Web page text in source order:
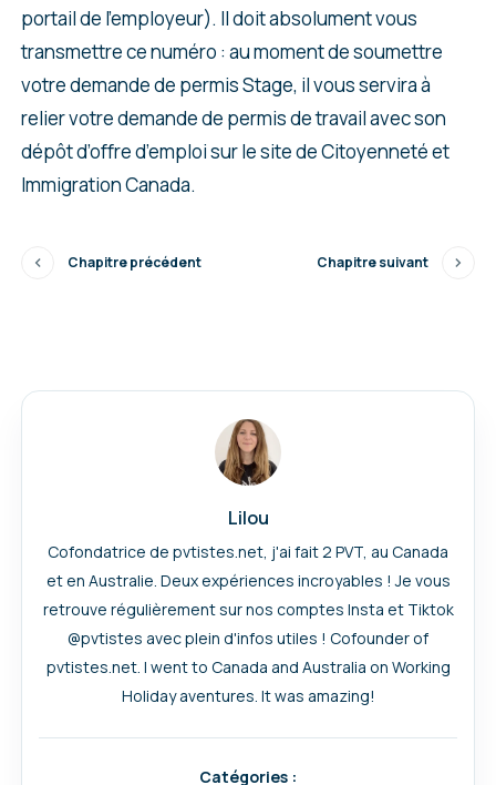
portail de l’employeur). Il doit absolument vous
transmettre ce numéro : au moment de soumettre
votre demande de permis Stage, il vous servira à
relier votre demande de permis de travail avec son
dépôt d’offre d’emploi sur le site de Citoyenneté et
Immigration Canada.
Chapitre précédent Chapitre suivant
Lilou
Cofondatrice de pvtistes.net, j'ai fait 2 PVT, au Canada
et en Australie. Deux expériences incroyables ! Je vous
retrouve régulièrement sur nos comptes Insta et Tiktok
@pvtistes avec plein d'infos utiles ! Cofounder of
pvtistes.net. I went to Canada and Australia on Working
Holiday aventures. It was amazing!
Catégories :